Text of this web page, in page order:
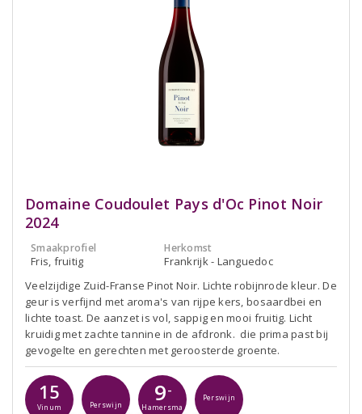
Domaine Coudoulet Pays d'Oc Pinot Noir
2024
Smaakprofiel
Fris, fruitig
Herkomst
Frankrijk - Languedoc
Veelzijdige Zuid-Franse Pinot Noir. Lichte robijnrode kleur. De
geur is verfijnd met aroma's van rijpe kers, bosaardbei en
lichte toast. De aanzet is vol, sappig en mooi fruitig. Licht
kruidig met zachte tannine in de afdronk. die prima past bij
gevogelte en gerechten met geroosterde groente.
15
Vinum Perswijn 9-
Hamersma
Perswijn